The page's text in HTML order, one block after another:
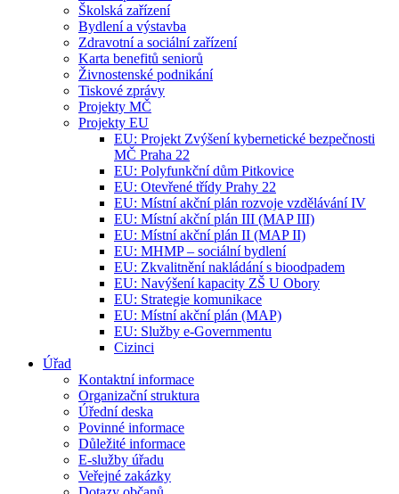
Školská zařízení
Bydlení a výstavba
Zdravotní a sociální zařízení
Karta benefitů seniorů
Živnostenské podnikání
Tiskové zprávy
Projekty MČ
Projekty EU
EU: Projekt Zvýšení kybernetické bezpečnosti
MČ Praha 22
EU: Polyfunkční dům Pitkovice
EU: Otevřené třídy Prahy 22
EU: Místní akční plán rozvoje vzdělávání IV
EU: Místní akční plán III (MAP III)
EU: Místní akční plán II (MAP II)
EU: MHMP – sociální bydlení
EU: Zkvalitnění nakládání s bioodpadem
EU: Navýšení kapacity ZŠ U Obory
EU: Strategie komunikace
EU: Místní akční plán (MAP)
EU: Služby e-Governmentu
Cizinci
Úřad
Kontaktní informace
Organizační struktura
Úřední deska
Povinné informace
Důležité informace
E-služby úřadu
Veřejné zakázky